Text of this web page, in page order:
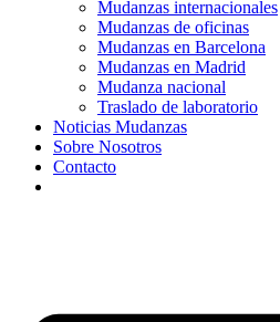
Mudanzas internacionales
Mudanzas de oficinas
Mudanzas en Barcelona
Mudanzas en Madrid
Mudanza nacional
Traslado de laboratorio
Noticias Mudanzas
Sobre Nosotros
Contacto